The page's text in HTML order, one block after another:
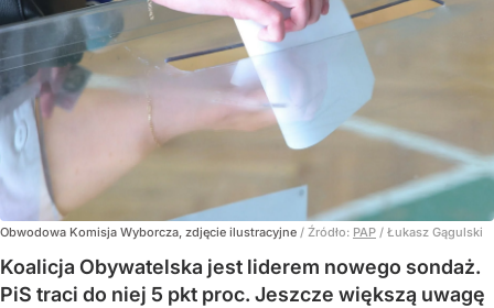
Obwodowa Komisja Wyborcza, zdjęcie ilustracyjne / Źródło: PAP / Łukasz Gągulski
Koalicja Obywatelska jest liderem nowego sondaż.
PiS traci do niej 5 pkt proc. Jeszcze większą uwagę